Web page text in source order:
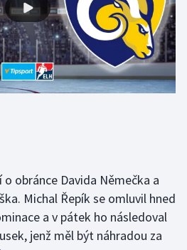
obránce Davida Němečka a
Michal Řepík se omluvil hned
a v pátek ho následoval
jenž měl být náhradou za